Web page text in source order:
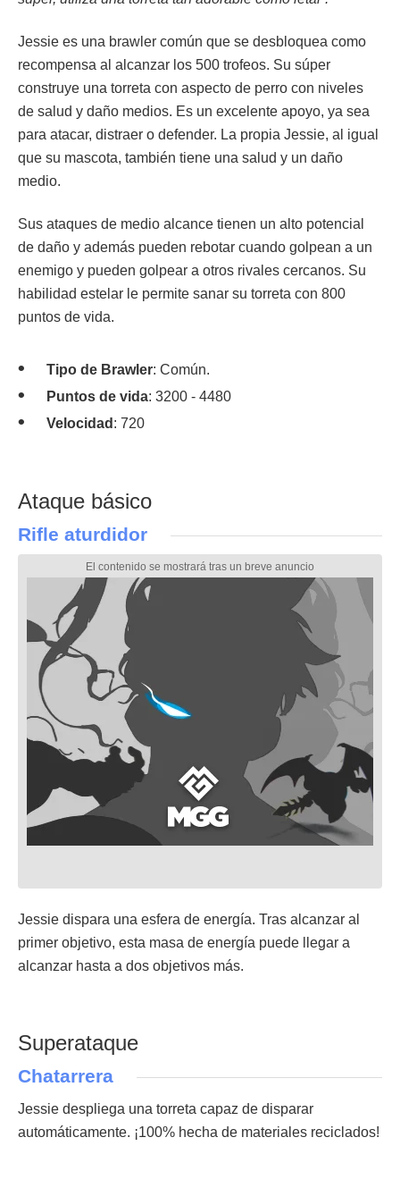
Jessie es una brawler común que se desbloquea como
recompensa al alcanzar los 500 trofeos. Su súper
construye una torreta con aspecto de perro con niveles
de salud y daño medios. Es un excelente apoyo, ya sea
para atacar, distraer o defender. La propia Jessie, al igual
que su mascota, también tiene una salud y un daño
medio.
Sus ataques de medio alcance tienen un alto potencial
de daño y además pueden rebotar cuando golpean a un
enemigo y pueden golpear a otros rivales cercanos. Su
habilidad estelar le permite sanar su torreta con 800
puntos de vida.
Tipo de Brawler: Común.
Puntos de vida: 3200 - 4480
Velocidad : 720
Ataque básico
Rifle aturdidor
Jessie dispara una esfera de energía. Tras alcanzar al
primer objetivo, esta masa de energía puede llegar a
alcanzar hasta a dos objetivos más.
Superataque
Chatarrera
Jessie despliega una torreta capaz de disparar
automáticamente. ¡100% hecha de materiales reciclados!